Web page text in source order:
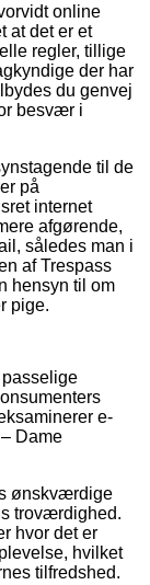
online
at det er et
regler, tillige
der har
du genvej
besvær i
til de
på
internet
afgørende,
således man i
af Trespass
hensyn til om
pige.
e-
Dame
ønskværdige
troværdighed.
hvor det er
hvilket
tilfredshed.